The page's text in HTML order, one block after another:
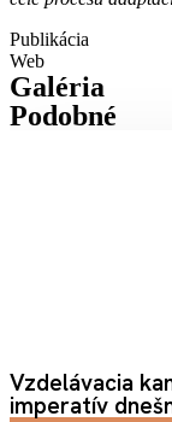
Publikácia
Web
Galéria
Podobné
Vzdelávacia
imperatív